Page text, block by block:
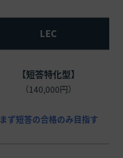
LEC
【短答特化型】
（140,000円）
まず短答の合格のみ目指す